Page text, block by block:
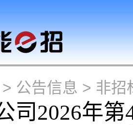
公告信息 > 非招
司2026年